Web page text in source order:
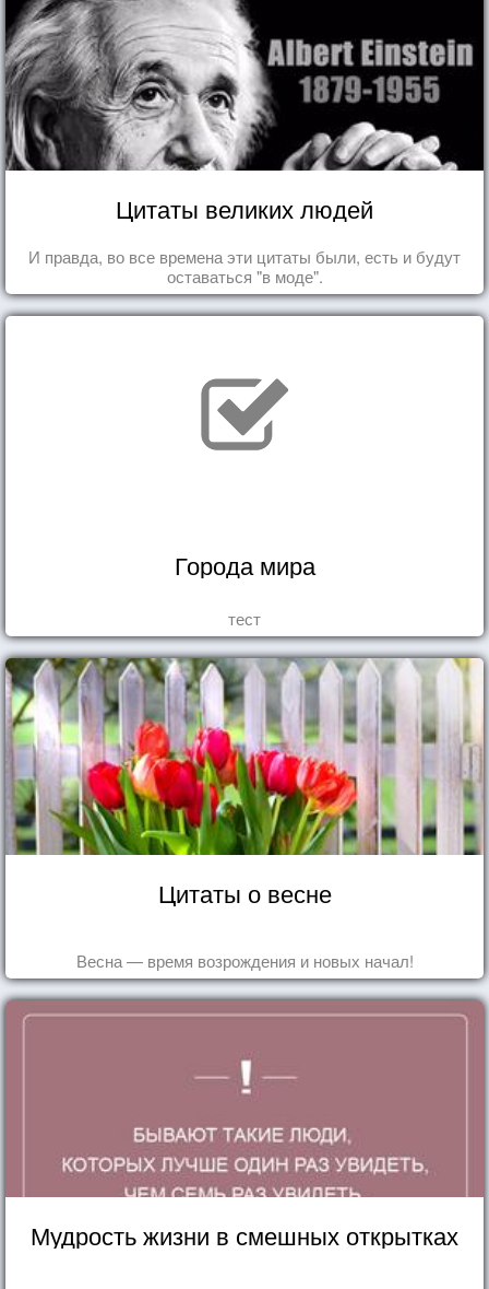
Цитаты великих людей
И правда, во все времена эти цитаты были, есть и будут
оставаться "в моде".
Города мира
тест
Цитаты о весне
Весна — время возрождения и новых начал!
Мудрость жизни в смешных открытках